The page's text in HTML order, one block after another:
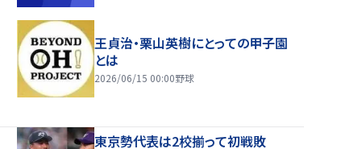
王貞治・栗山英樹にとっての甲子園
とは
2026/06/15 00:00野球
東京勢代表は2校揃って初戦敗